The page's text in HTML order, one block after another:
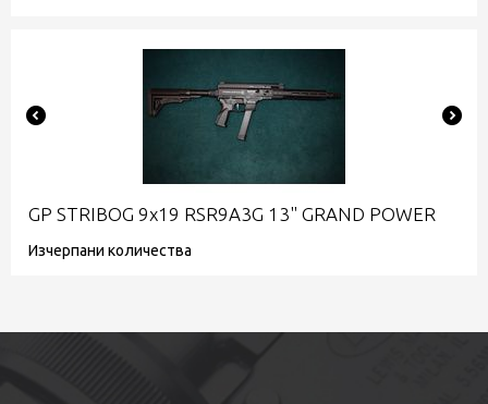
GP STRIBOG 9x19 RSR9A3G 13" GRAND POWER
Изчерпани количества